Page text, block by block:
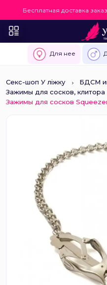
Бесплатная доставка
Для нее
Секс-шоп У ліжку
БДСМ
Зажимы для сосков, клитора
Зажимы для сосков